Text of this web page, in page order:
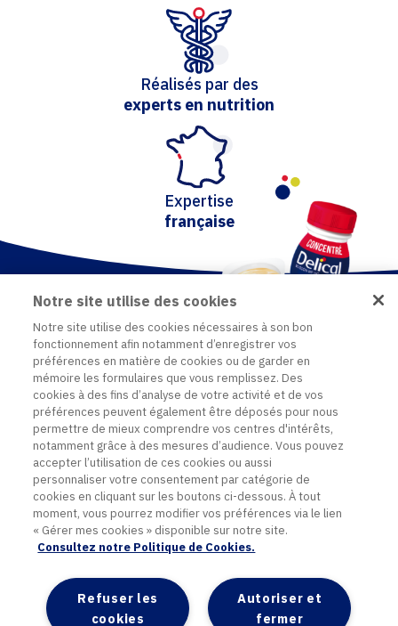
Réalisés par des
experts en nutrition
Expertise
française
Contact
Plan du site
Mentions légales
Politique de données personnelles
Accessibilité
Paramétrer mon consentement
Notre site utilise des cookies
Notre site utilise des cookies nécessaires à son bon
fonctionnement afin notamment d’enregistrer vos
préférences en matière de cookies ou de garder en
mémoire les formulaires que vous remplissez. Des
cookies à des fins d’analyse de votre activité et de vos
préférences peuvent également être déposés pour nous
permettre de mieux comprendre vos centres d'intérêts,
notamment grâce à des mesures d’audience. Vous pouvez
accepter l’utilisation de ces cookies ou aussi
personnaliser votre consentement par catégorie de
cookies en cliquant sur les boutons ci-dessous. À tout
moment, vous pourrez modifier vos préférences via le lien
« Gérer mes cookies » disponible sur notre site.
Consultez notre Politique de Cookies.
Autoriser et
fermer
Refuser les
cookies